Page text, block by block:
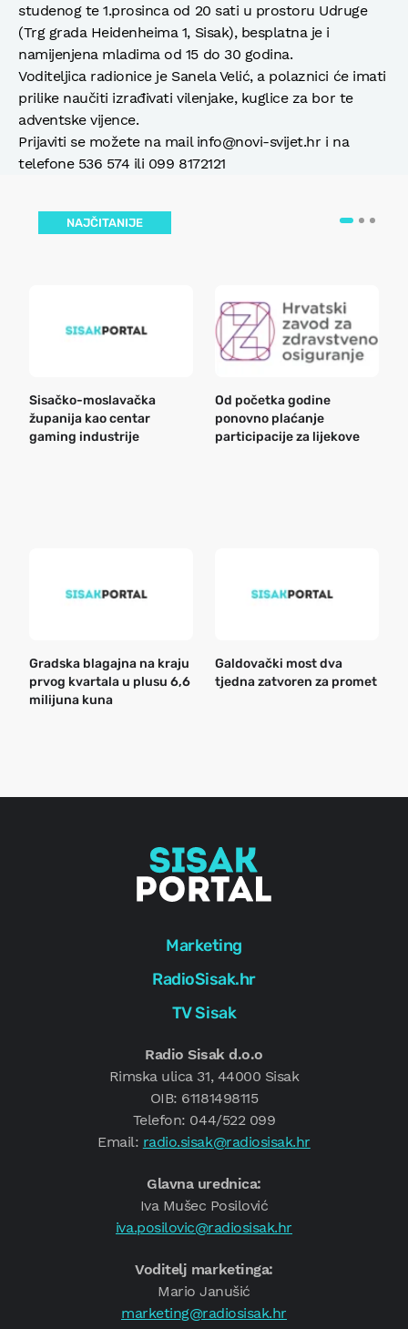
studenog te 1.prosinca od 20 sati u prostoru Udruge
(Trg grada Heidenheima 1, Sisak), besplatna je i
namijenjena mladima od 15 do 30 godina.
Voditeljica radionice je Sanela Velić, a polaznici će imati
prilike naučiti izrađivati vilenjake, kuglice za bor te
adventske vijence.
Prijaviti se možete na mail info@novi-svijet.hr i na
telefone 536 574 ili 099 8172121
NAJČITANIJE
Sisačko-moslavačka
županija kao centar
gaming industrije
Od početka godine
ponovno plaćanje
participacije za lijekove
Gradska blagajna na kraju
prvog kvartala u plusu 6,6
milijuna kuna
Galdovački most dva
tjedna zatvoren za promet
Marketing
RadioSisak.hr
TV Sisak
Radio Sisak d.o.o
Rimska ulica 31, 44000 Sisak
OIB: 61181498115
Telefon: 044/522 099
Email: radio.sisak@radiosisak.hr
Glavna urednica:
Iva Mušec Posilović
iva.posilovic@radiosisak.hr
Voditelj marketinga:
Mario Janušić
marketing@radiosisak.hr